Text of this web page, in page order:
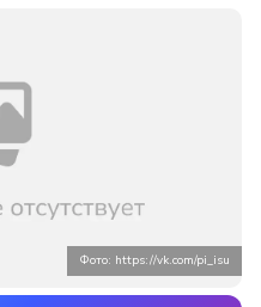
Фото: https://vk.com/pi_isu